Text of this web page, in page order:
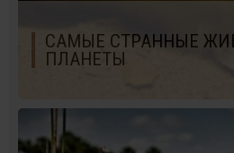
САМЫЕ СТРАННЫЕ
ПЛАНЕТЫ